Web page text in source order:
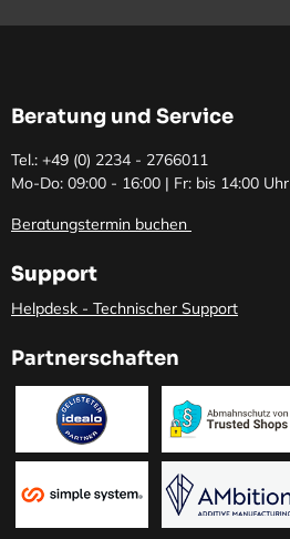
Beratung und Service
Tel.: +49 (0) 2234 - 2766011
Mo-Do: 09:00 - 16:00 | Fr: bis 14:00 Uhr
Beratungstermin buchen
Support
Helpdesk - Technischer Support
Partnerschaften